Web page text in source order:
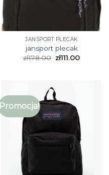
JANSPORT PLECAK
jansport plecak
zł178.00 zł111.00
Promocja!